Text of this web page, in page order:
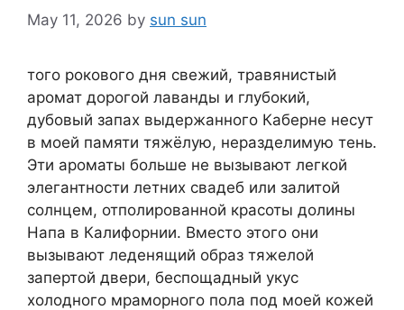
May 11, 2026 by sun sun
того рокового дня свежий, травянистый
аромат дорогой лаванды и глубокий,
дубовый запах выдержанного Каберне несут
в моей памяти тяжёлую, неразделимую тень.
Эти ароматы больше не вызывают легкой
элегантности летних свадеб или залитой
солнцем, отполированной красоты долины
Напа в Калифорнии. Вместо этого они
вызывают леденящий образ тяжелой
запертой двери, беспощадный укус
холодного мраморного пола под моей кожей